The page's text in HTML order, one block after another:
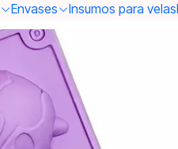
Envases Insumos para velas